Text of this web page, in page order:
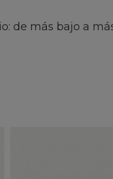
de más bajo a